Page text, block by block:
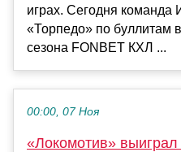
играх. Сегодня команда
«Торпедо» по буллитам
сезона FONBET КХЛ ...
00:00, 07 Ноя
«Локомотив»